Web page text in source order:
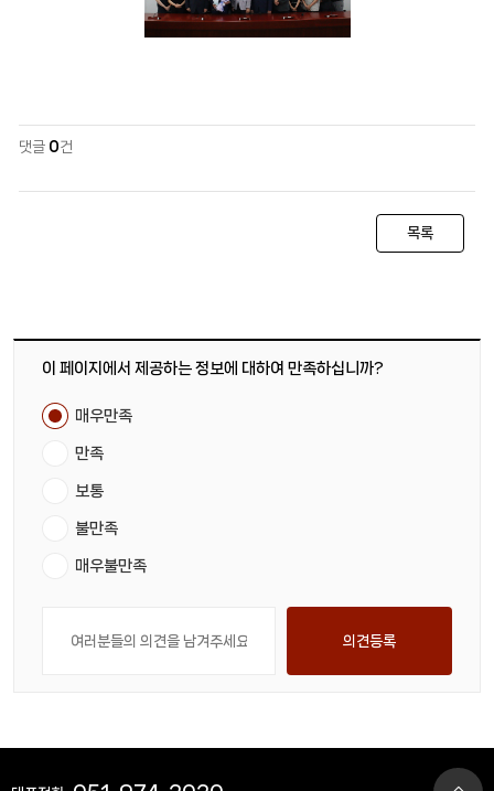
댓글 0건
목록
이 페이지에서 제공하는 정보에 대하여 만족하십니까?
매우만족
만족
보통
불만족
매우불만족
의견등록